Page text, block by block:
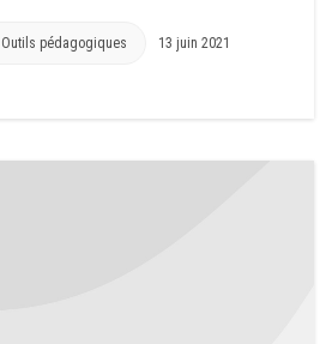
Outils pédagogiques 13 juin 2021